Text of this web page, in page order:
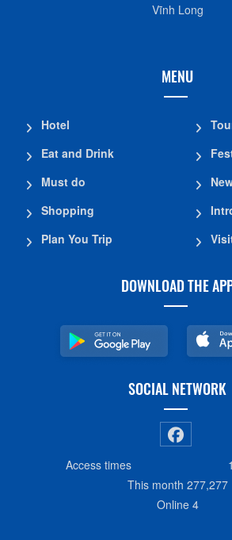
Vĩnh Long
MENU
Hotel
Eat and Drink
Must do
Shopping
Plan You Trip
DOWNLOAD THE
SOCIAL NETWORK
Access times
This month 277,277
Online 4